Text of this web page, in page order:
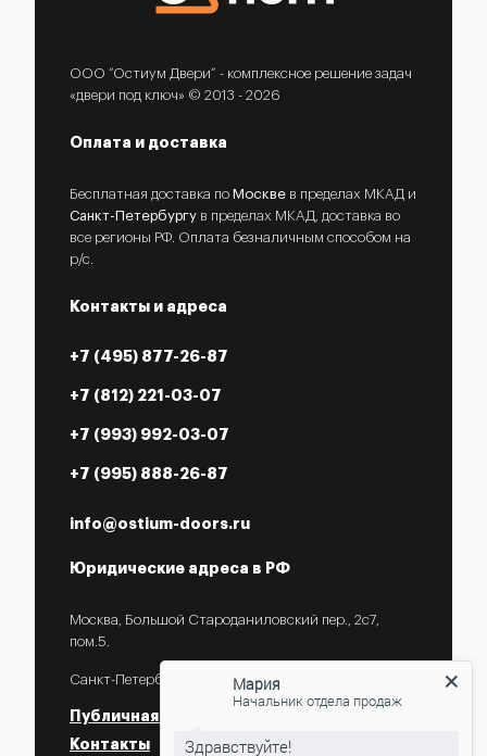
ООО “Остиум Двери” - комплексное решение задач
«двери под ключ» © 2013 - 2026
Оплата и доставка
Бесплатная доставка по Москве в пределах МКАД и
Санкт-Петербургу в пределах МКАД, доставка во
все регионы РФ. Оплата безналичным способом на
р/с.
Контакты и адреса
+7 (495) 877-26-87
+7 (812) 221-03-07
+7 (993) 992-03-07
+7 (995) 888-26-87
info@ostium-doors.ru
Юридические адреса в РФ
Москва, Большой Староданиловский пер., 2с7,
пом.5.
Санкт-Петербург, ул. Некрасова, 18.
Публичная оферта
Контакты
Мария
Начальник отдела продаж
Здравствуйте!